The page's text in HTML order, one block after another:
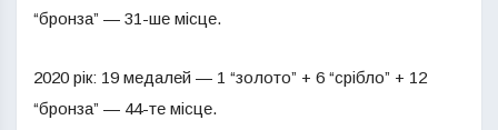
“бронза” — 31-ше місце.
2020 рік: 19 медалей — 1 “золото” + 6 “срібло” + 12
“бронза” — 44-те місце.